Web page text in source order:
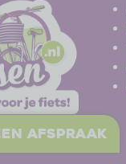
afspraak